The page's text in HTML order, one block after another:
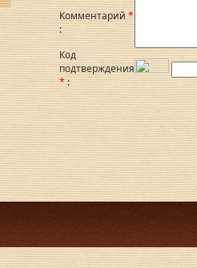
Комментарий *
:
Код
подтверждения
* :